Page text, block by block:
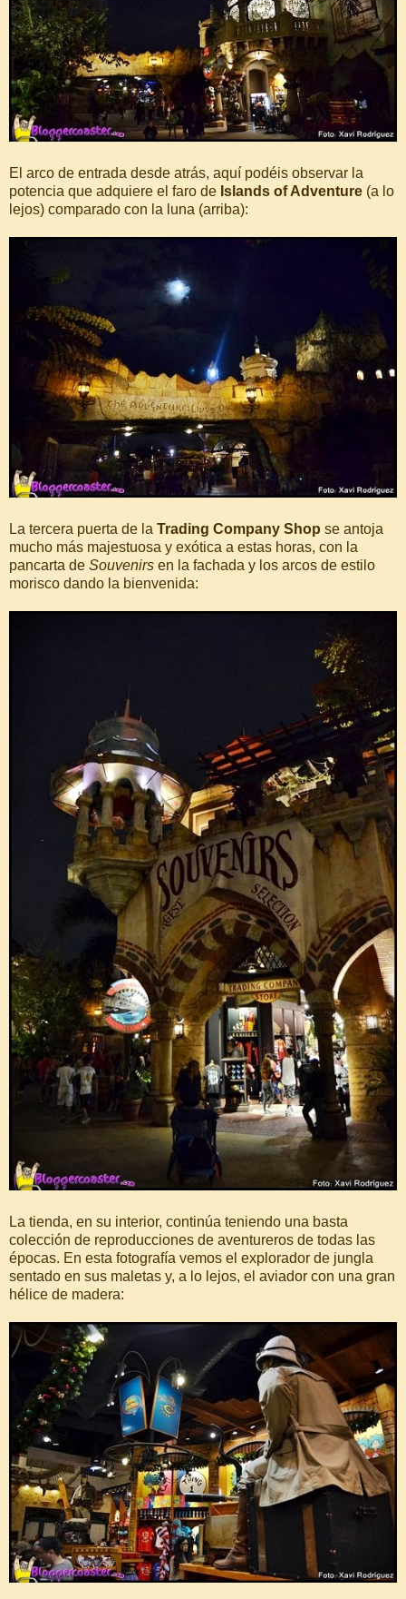
El arco de entrada desde atrás, aquí podéis observar la
potencia que adquiere el faro de Islands of Adventure (a lo
lejos) comparado con la luna (arriba):
La tercera puerta de la Trading Company Shop se antoja
mucho más majestuosa y exótica a estas horas, con la
pancarta de Souvenirs en la fachada y los arcos de estilo
morisco dando la bienvenida:
La tienda, en su interior, continúa teniendo una basta
colección de reproducciones de aventureros de todas las
épocas. En esta fotografía vemos el explorador de jungla
sentado en sus maletas y, a lo lejos, el aviador con una gran
hélice de madera: